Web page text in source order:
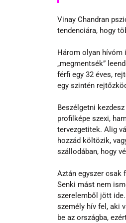
Vinay Chandran
tendenciára, hogy
Három olyan hívóm
„megmentsék”
férfi egy 32 éves,
egy szintén
Beszélgetni
profilképe szexi,
tervezgetitek. Alig
hozzád költözik,
szállodában, hogy
Aztán egyszer csak
Senki mást nem
szerelemből jött
személy hív fel, aki
be az országba,